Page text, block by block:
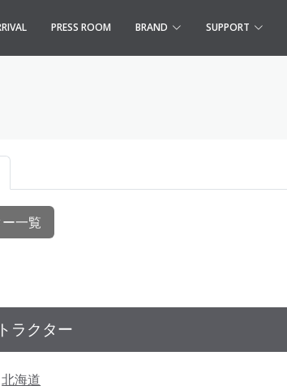
PRESS ROOM BRAND SUPPORT
一覧
ラクター
北海道